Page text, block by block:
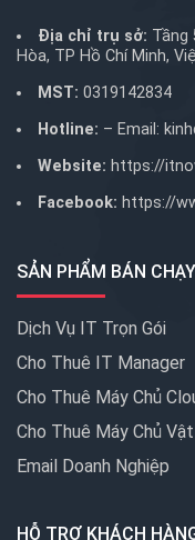
Địa chỉ trụ sở: Tầng
Hòa, TP Hồ Chí Minh,
MST: 0319142834
Hotline: – Email:
Website: https://
Facebook: https://
SẢN PHẨM BÁN CHẠY
Dịch Vụ IT Trọn Gói
Cho Thuê IT Manager
Cho Thuê Máy Chủ
Cho Thuê Máy Chủ
Email Doanh Nghiệp
HỖ TRỢ KHÁCH